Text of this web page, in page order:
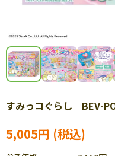
すみっコぐらし BEV-
5,005円